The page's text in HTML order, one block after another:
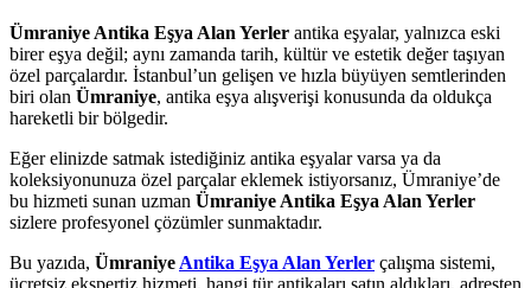
Ümraniye Antika Eşya Alan Yerler antika eşyalar, yalnızca eski
birer eşya değil; aynı zamanda tarih, kültür ve estetik değer taşıyan
özel parçalardır. İstanbul’un gelişen ve hızla büyüyen semtlerinden
biri olan Ümraniye, antika eşya alışverişi konusunda da oldukça
hareketli bir bölgedir.
Eğer elinizde satmak istediğiniz antika eşyalar varsa ya da
koleksiyonunuza özel parçalar eklemek istiyorsanız, Ümraniye’de
bu hizmeti sunan uzman Ümraniye Antika Eşya Alan Yerler
sizlere profesyonel çözümler sunmaktadır.
Bu yazıda, ÜmraniyeAntika Eşya Alan Yerler çalışma sistemi,